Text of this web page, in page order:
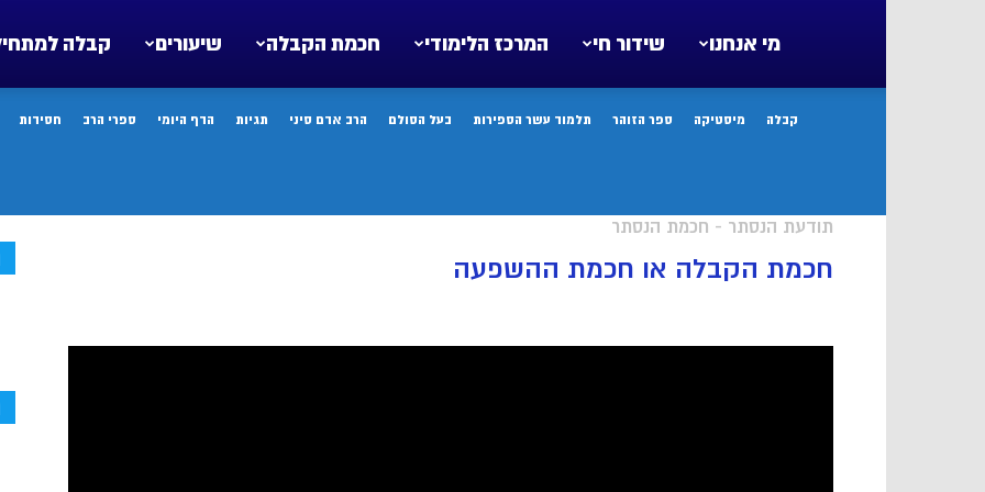
קבלה שיעורים חכמת הקבלה המרכז הלימודי שידור חי מי אנחנו
קבלה מיסטיקה ספר הזוהר תלמוד עשר הספירות בעל הסולם הרב אדם סיני תגיות הדף היומי ספרי הרב חסידות
תודעת הנסתר - חכמת הנסתר
חכמת הקבלה או חכמת ההשפעה